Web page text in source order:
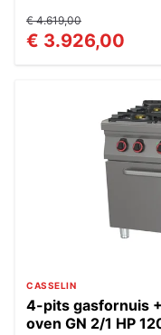
€ 4.619,00
€ 3.926,00
CASSELIN
4-pits gasfornuis
oven GN 2/1 HP